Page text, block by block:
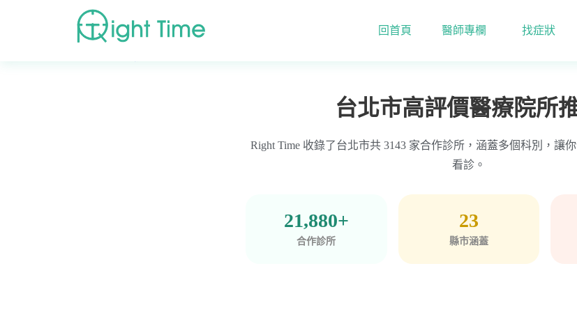
回首頁 醫師專欄 找症狀
台北市高評價醫療院所
Right Time 收錄了台北市共 3143 家合作診所，涵蓋多個科別，讓
看診。
21,880+
合作診所
23
縣市涵蓋